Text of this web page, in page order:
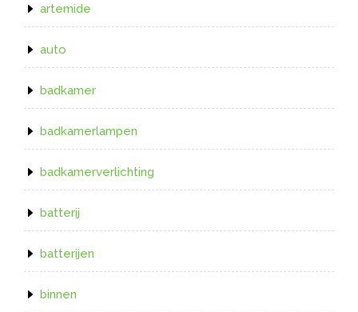
artemide
auto
badkamer
badkamerlampen
badkamerverlichting
batterij
batterijen
binnen